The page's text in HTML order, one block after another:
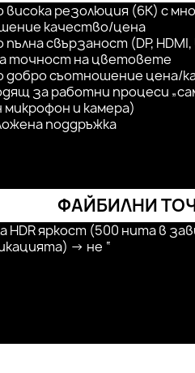
висока резолюция (6K) с
качество/цена
пълна свързаност (DP, HDMI,
точност на цветовете
добро съотношение цена/
за работни процеси
микрофон и камера)
поддръжка
ФАЙБИЛНИ
HDR яркост (500 нита в
→ не “